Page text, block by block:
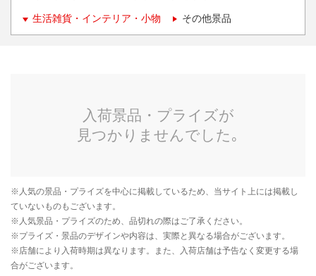
生活雑貨・インテリア・小物 その他景品